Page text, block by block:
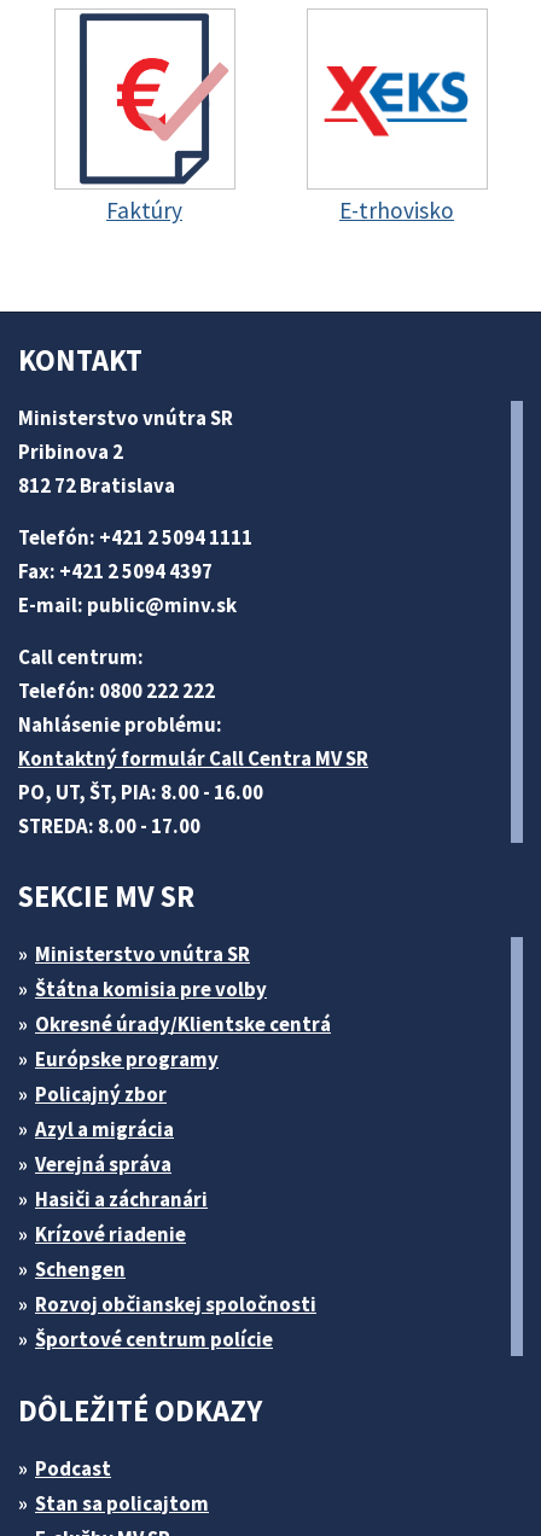
Faktúry E-trhovisko
KONTAKT
Ministerstvo vnútra SR
Pribinova 2
812 72 Bratislava
Telefón: +421 2 5094 1111
Fax: +421 2 5094 4397
E-mail: public@minv.sk
Call centrum:
Telefón: 0800 222 222
Nahlásenie problému:
Kontaktný formulár Call Centra MV SR
PO, UT, ŠT, PIA: 8.00 - 16.00
STREDA: 8.00 - 17.00
SEKCIE MV SR
Ministerstvo vnútra SR
Štátna komisia pre volby
Okresné úrady/Klientske centrá
Európske programy
Policajný zbor
Azyl a migrácia
Verejná správa
Hasiči a záchranári
Krízové riadenie
Schengen
Rozvoj občianskej spoločnosti
Športové centrum polície
DÔLEŽITÉ ODKAZY
Podcast
Stan sa policajtom